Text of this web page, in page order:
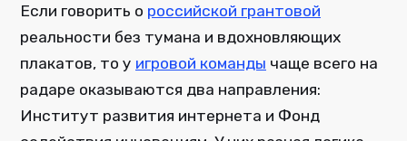
Если говорить о российской грантовой
реальности без тумана и вдохновляющих
плакатов, то у игровой команды чаще всего на
радаре оказываются два направления:
Институт развития интернета и Фонд